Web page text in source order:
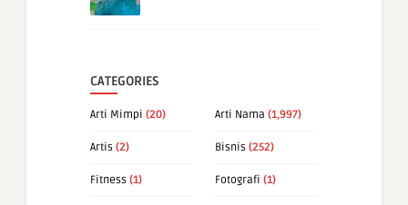
CATEGORIES
Arti Mimpi (20) Arti Nama (1,997)
Artis (2) Bisnis (252)
Fitness (1) Fotografi (1)